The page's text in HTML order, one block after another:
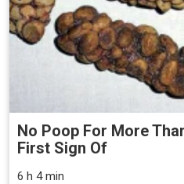
No Poop For More
First Sign Of
6 h 4 min